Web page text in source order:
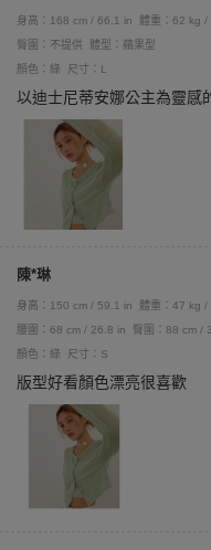
身高：168 cm / 66.1 in 體重：62 kg
臀圍：不提供
體型：蘋果型
顏色：綠
尺寸：L
以迪士尼蒂安娜公主為靈感
陳*琳
身高：150 cm / 59.1 in 體重：47 kg
腰圍：68 cm / 26.8 in
臀圍：88 cm /
顏色：綠
尺寸：S
版型好看顏色漂亮很喜歡